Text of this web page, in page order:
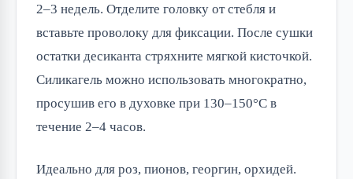
2–3 недель. Отделите головку от стебля и
вставьте проволоку для фиксации. После сушки
остатки десиканта стряхните мягкой кисточкой.
Силикагель можно использовать многократно,
просушив его в духовке при 130–150°C в
течение 2–4 часов.
Идеально для роз, пионов, георгин, орхидей.